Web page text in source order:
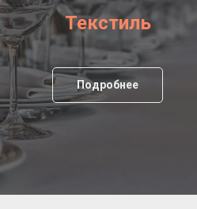
Текстиль
Подробнее